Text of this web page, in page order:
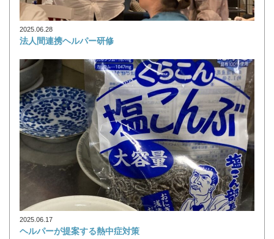
2025.06.28
法人間連携ヘルパー研修
2025.06.17
ヘルパーが提案する熱中症対策